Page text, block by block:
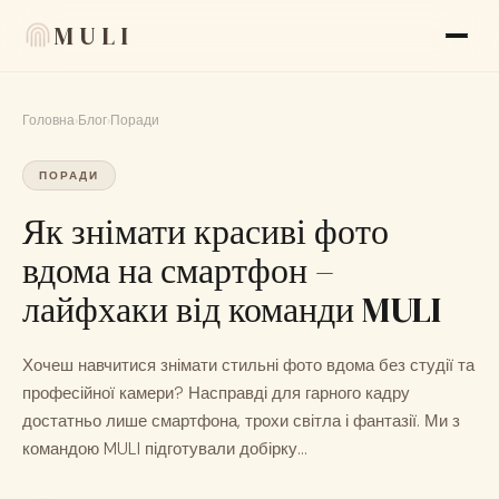
MULI
Відгуки
Блог
FAQ
Про нас
Language
Вигляд
Головна›Блог›Поради
ПОРАДИ
Як знімати красиві фото
вдома на смартфон –
лайфхаки від команди MULI
Хочеш навчитися знімати стильні фото вдома без студії та
професійної камери? Насправді для гарного кадру
достатньо лише смартфона, трохи світла і фантазії. Ми з
командою MULI підготували добірку...